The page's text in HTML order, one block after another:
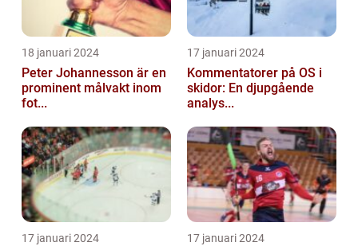
18 januari 2024
Peter Johannesson är en
prominent målvakt inom
fot...
17 januari 2024
Kommentatorer på OS i
skidor: En djupgående
analys...
17 januari 2024 17 januari 2024